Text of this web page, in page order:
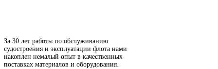
За 30 лет работы по обслуживанию
судостроения и эксплуатации флота нами
накоплен немалый опыт в качественных
поставках материалов и оборудования.